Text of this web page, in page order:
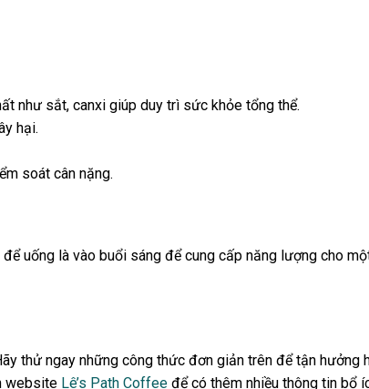
như sắt, canxi giúp duy trì sức khỏe tổng thể.
hại.
soát cân nặng.
uống là vào buổi sáng để cung cấp năng lượng cho
thử ngay những công thức đơn giản trên để tận hưởng
website Lê’s Path Coffee để có thêm nhiều thông tin bổ